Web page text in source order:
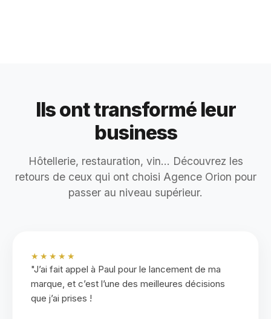
Ils ont transformé leur
business
Hôtellerie, restauration, vin... Découvrez les
retours de ceux qui ont choisi Agence Orion pour
passer au niveau supérieur.
★★★★★
"J’ai fait appel à Paul pour le lancement de ma
marque, et c’est l’une des meilleures décisions
que j’ai prises !